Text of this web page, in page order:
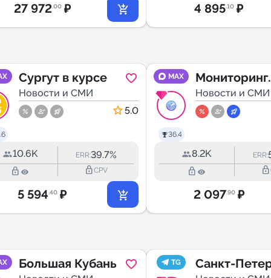
27 972.00 ₽ 4 895.10 ₽
Сургут в курсе
Новости и СМИ
5.0
10.6K ERR:39.7%
lock_outline lock_outlineCPV
5 594.40 ₽
MAX
36.4
Мониторинг
Саратов
Новости и СМИ
8.2K ERR:
lock_outline lock_outline
2 097.90 ₽
Большая Кубань TG
Санкт-